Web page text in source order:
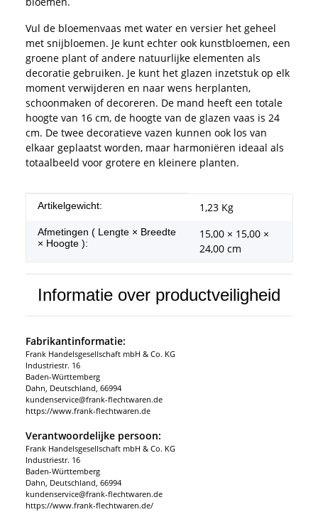
Vul de bloemenvaas met water en versier het geheel
met snijbloemen. Je kunt echter ook kunstbloemen, een
groene plant of andere natuurlijke elementen als
decoratie gebruiken. Je kunt het glazen inzetstuk op elk
moment verwijderen en naar wens herplanten,
schoonmaken of decoreren. De mand heeft een totale
hoogte van 16 cm, de hoogte van de glazen vaas is 24
cm. De twee decoratieve vazen kunnen ook los van
elkaar geplaatst worden, maar harmoniëren ideaal als
totaalbeeld voor grotere en kleinere planten.
#productDetails.itemInformation#
#productDetails.itemValue#
Artikelgewicht: 1,23 Kg
Afmetingen ( Lengte × Breedte
× Hoogte ):
15,00 × 15,00 ×
24,00 cm
Informatie over productveiligheid
Fabrikantinformatie:
Frank Handelsgesellschaft mbH & Co. KG
Industriestr. 16
Baden-Württemberg
Dahn, Deutschland, 66994
kundenservice@frank-flechtwaren.de
https://www.frank-flechtwaren.de
Verantwoordelijke persoon:
Frank Handelsgesellschaft mbH & Co. KG
Industriestr. 16
Baden-Württemberg
Dahn, Deutschland, 66994
kundenservice@frank-flechtwaren.de
https://www.frank-flechtwaren.de/